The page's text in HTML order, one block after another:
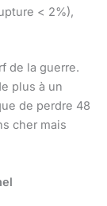
< 2%),
de la guerre.
plus à un
de perdre 48
cher mais